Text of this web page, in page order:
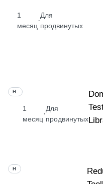
1
месяц
·
Для
продвинутых
1
месяц
·
Для
продвинутых
НАВЫК